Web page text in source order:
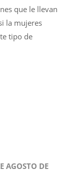
que le llevan
la mujeres
tipo de
AGOSTO DE